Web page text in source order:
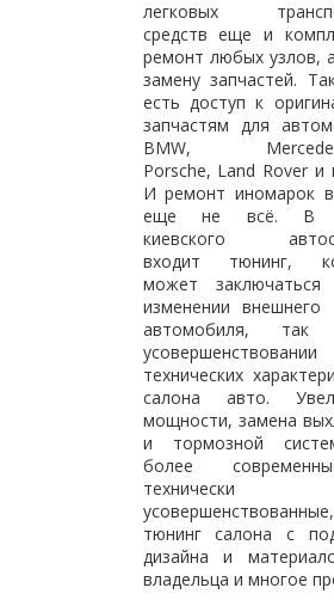
легковых
средств еще и
ремонт любых узлов,
замену запчастей.
есть доступ к
запчастям для
BMW,
Porsche, Land Rover и
И ремонт иномарок
еще не всё. В
киевского
входит тюнинг,
может
изменении внешнего
автомобиля,
усовершенствовании
технических
салона авто.
мощности, замена
и тормозной
более
технически
усовершенствованные,
тюнинг салона с
дизайна и
владельца и многое